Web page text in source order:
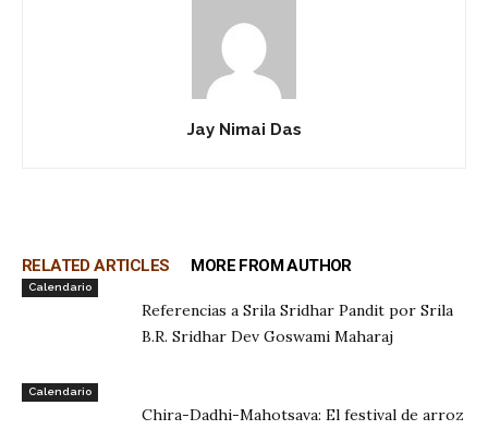
Jay Nimai Das
RELATED ARTICLES MORE FROM AUTHOR
Calendario
Referencias a Srila Sridhar Pandit por Srila
B.R. Sridhar Dev Goswami Maharaj
Calendario
Chira-Dadhi-Mahotsava: El festival de arroz